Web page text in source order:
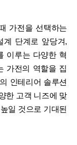
가전을 선택하는
계 단계로 앞당겨,
이루는 다양한 혁
가전의 역할을 집
인테리어 솔루션
한 고객 니즈에 맞
일 것으로 기대된